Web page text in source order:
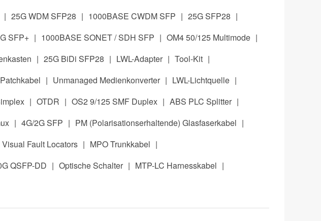
| 25G WDM SFP28 | 1000BASE CWDM SFP | 25G SFP28 |
SFP+ | 1000BASE SONET / SDH SFP | OM4 50/125 Multimode |
| 25G BiDi SFP28 | LWL-Adapter | Tool-Kit |
| Unmanaged Medienkonverter | LWL-Lichtquelle |
| OTDR | OS2 9/125 SMF Duplex | ABS PLC Splitter |
| 4G/2G SFP | PM (Polarisationserhaltende) Glasfaserkabel |
Visual Fault Locators | MPO Trunkkabel |
QSFP-DD | Optische Schalter | MTP-LC Harnesskabel |